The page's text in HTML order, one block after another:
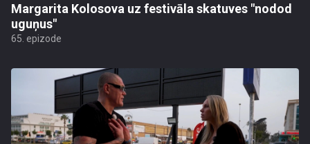
Margarita Kolosova uz festivāla skatuves "nodod
uguņus"
65. epizode